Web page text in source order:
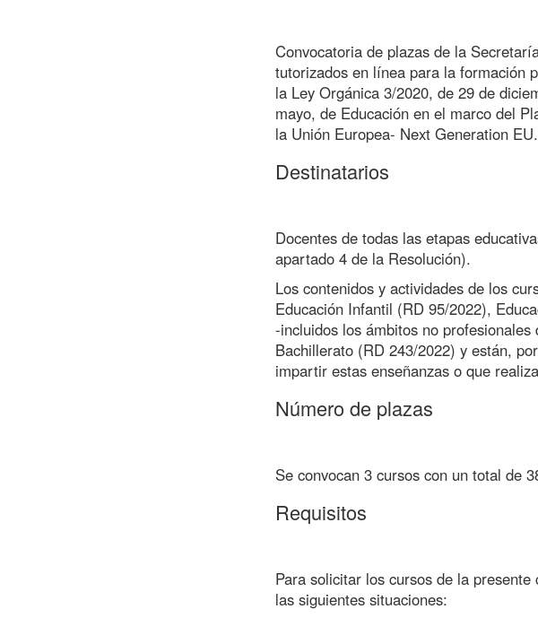
Convocatoria de plazas de la
tutorizados en línea para la formación
la Ley Orgánica 3/2020, de 29 de
mayo, de Educación en el marco del
la Unión Europea- Next Generation EU.
Destinatarios
Docentes de todas las etapas
apartado 4 de la Resolución).
Los contenidos y actividades de los
Educación Infantil (RD 95/2022),
-incluidos los ámbitos no
Bachillerato (RD 243/2022) y están,
impartir estas enseñanzas o que
Número de plazas
Se convocan 3 cursos con un total de
Requisitos
Para solicitar los cursos de la
las siguientes situaciones: